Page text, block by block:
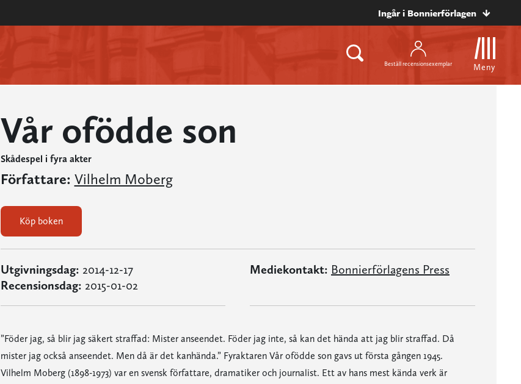
Ingår i Bonnierförlagen
Beställ recensionsexemplar Meny
Vår ofödde son
Skådespel i fyra akter
Författare: Vilhelm Moberg
Köp boken
Utgivningsdag: 2014-12-17
Recensionsdag: 2015-01-02
Mediekontakt: Bonnierförlagens Press
”Föder jag, så blir jag säkert straffad: Mister anseendet. Föder jag inte, så kan det hända att jag blir straffad. Då
mister jag också anseendet. Men då är det kanhända.” Fyraktaren Vår ofödde son gavs ut första gången 1945.
Vilhelm Moberg (1898-1973) var en svensk författare, dramatiker och journalist. Ett av hans mest kända verk är